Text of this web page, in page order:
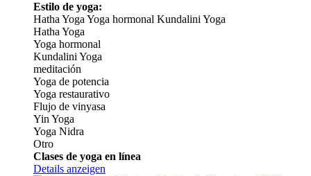
Estilo de yoga:
Hatha Yoga Yoga hormonal Kundalini Yoga
Hatha Yoga
Yoga hormonal
Kundalini Yoga
meditación
Yoga de potencia
Yoga restaurativo
Flujo de vinyasa
Yin Yoga
Yoga Nidra
Otro
Clases de yoga en línea
Details anzeigen